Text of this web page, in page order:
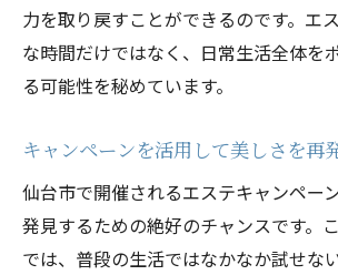
力を取り戻すことができるのです。エ
な時間だけではなく、日常生活全体を
る可能性を秘めています。
キャンペーンを活用して美しさを再
仙台市で開催されるエステキャンペー
発見するための絶好のチャンスです。
では、普段の生活ではなかなか試せな